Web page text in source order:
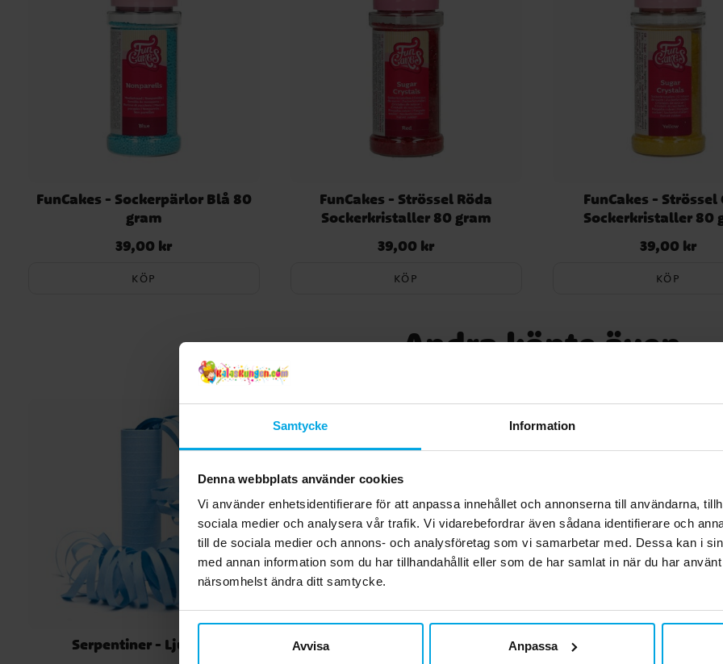
Samtycke Information
Denna webbplats använder cookies
Vi använder enhetsidentifierare för att anpassa innehållet och annonserna till användarna,
sociala medier och analysera vår trafik. Vi vidarebefordrar även sådana identifierare och
till de sociala medier och annons- och analysföretag som vi samarbetar med. Dessa kan i
med annan information som du har tillhandahållit eller som de har samlat in när du har
närsomhelst ändra ditt samtycke.
Avvisa Anpassa
Cocomelon
Rainbow
Twinkle Twinkle
Baktillbehör för dop
Narwhal Babyshower
Koala
FunCakes - Sockerpärlor Blå 80
gram
Pris: 39,00 kr
39,00 kr
KÖP
FunCakes - Strössel Röda
Sockerkristaller 80 gram
Pris: 39,00 kr
39,00 kr
KÖP
FunCakes - Strössel
Sockerkristaller 80
Pris: 39,00 kr
39,00 kr
KÖP
Andra köpte även
Serpentiner - Ljusblå Ballonger - Ljusblå 10-pack
Sifferballonger Blå